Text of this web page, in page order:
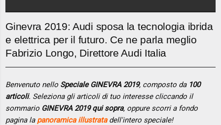
Ginevra 2019: Audi sposa la tecnologia ibrida
e elettrica per il futuro. Ce ne parla meglio
Fabrizio Longo, Direttore Audi Italia
Benvenuto nello Speciale GINEVRA 2019, composto da 100
articoli. Seleziona gli articoli di tuo interesse cliccando il
sommario GINEVRA 2019 qui sopra, oppure scorri a fondo
pagina la panoramica illustratadell'intero speciale!